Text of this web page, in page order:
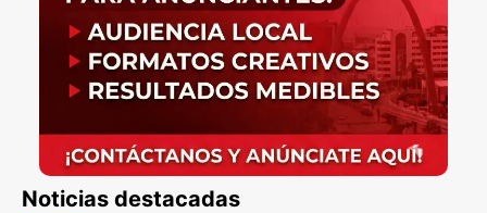
Noticias destacadas